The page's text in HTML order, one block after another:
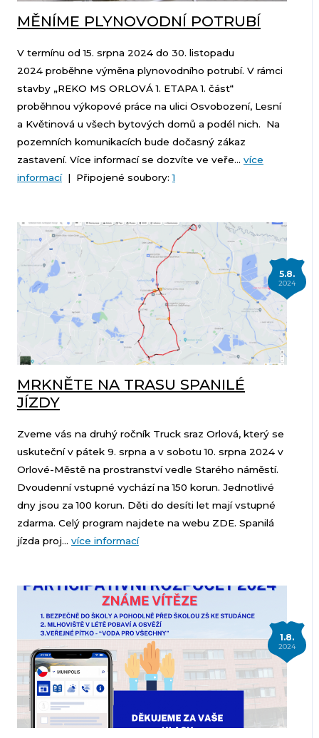
MĚNÍME PLYNOVODNÍ POTRUBÍ
V termínu od 15. srpna 2024 do 30. listopadu
2024 proběhne výměna plynovodního potrubí. V rámci
stavby „REKO MS ORLOVÁ 1. ETAPA 1. část“
proběhnou výkopové práce na ulici Osvobození, Lesní
a Květinová u všech bytových domů a podél nich. Na
pozemních komunikacích bude dočasný zákaz
zastavení. Více informací se dozvíte ve veře... více
informací| Připojené soubory:1
5.8.
2024
MRKNĚTE NA TRASU SPANILÉ
JÍZDY
Zveme vás na druhý ročník Truck sraz Orlová, který se
uskuteční v pátek 9. srpna a v sobotu 10. srpna 2024 v
Orlové-Městě na prostranství vedle Starého náměstí.
Dvoudenní vstupné vychází na 150 korun. Jednotlivé
dny jsou za 100 korun. Děti do desíti let mají vstupné
zdarma. Celý program najdete na webu ZDE. Spanilá
jízda proj... více informací
1.8.
2024